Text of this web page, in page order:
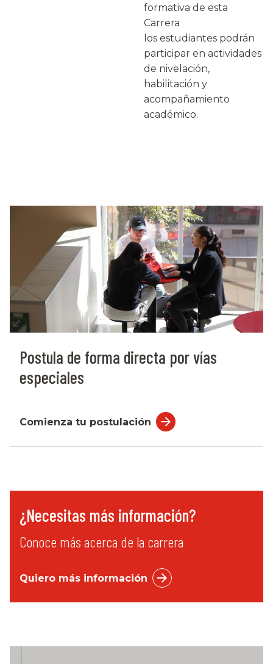
formativa de esta
Carrera
los estudiantes podrán
participar en actividades
de nivelación,
habilitación y
acompañamiento
académico.
Postula de forma directa por vías
especiales
Comienza tu postulación
¿Necesitas más información?
Conoce más acerca de la carrera
Quiero más información